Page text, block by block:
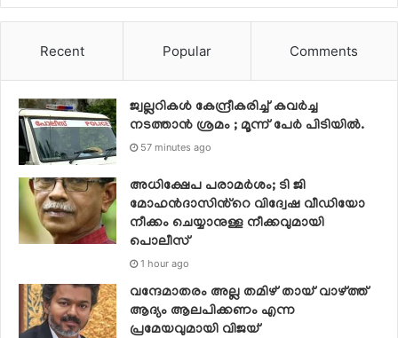
Recent Popular Comments
ജ്വല്ലറികള്‍ കേന്ദ്രീകരിച്ച് കവര്‍ച്ച
നടത്താന്‍ ശ്രമം ; മൂന്ന് പേര്‍ പിടിയില്‍.
57 minutes ago
അധിക്ഷേപ പരാമർശം; ടി ജി
മോഹൻദാസിൻ്റെ വിദ്വേഷ വീഡിയോ
നീക്കം ചെയ്യാനുള്ള നീക്കവുമായി
പൊലീസ്
1 hour ago
വന്ദേമാതരം അല്ല തമിഴ് തായ് വാഴ്ത്ത്
ആദ്യം ആലപിക്കണം എന്ന
പ്രമേയവുമായി വിജയ്